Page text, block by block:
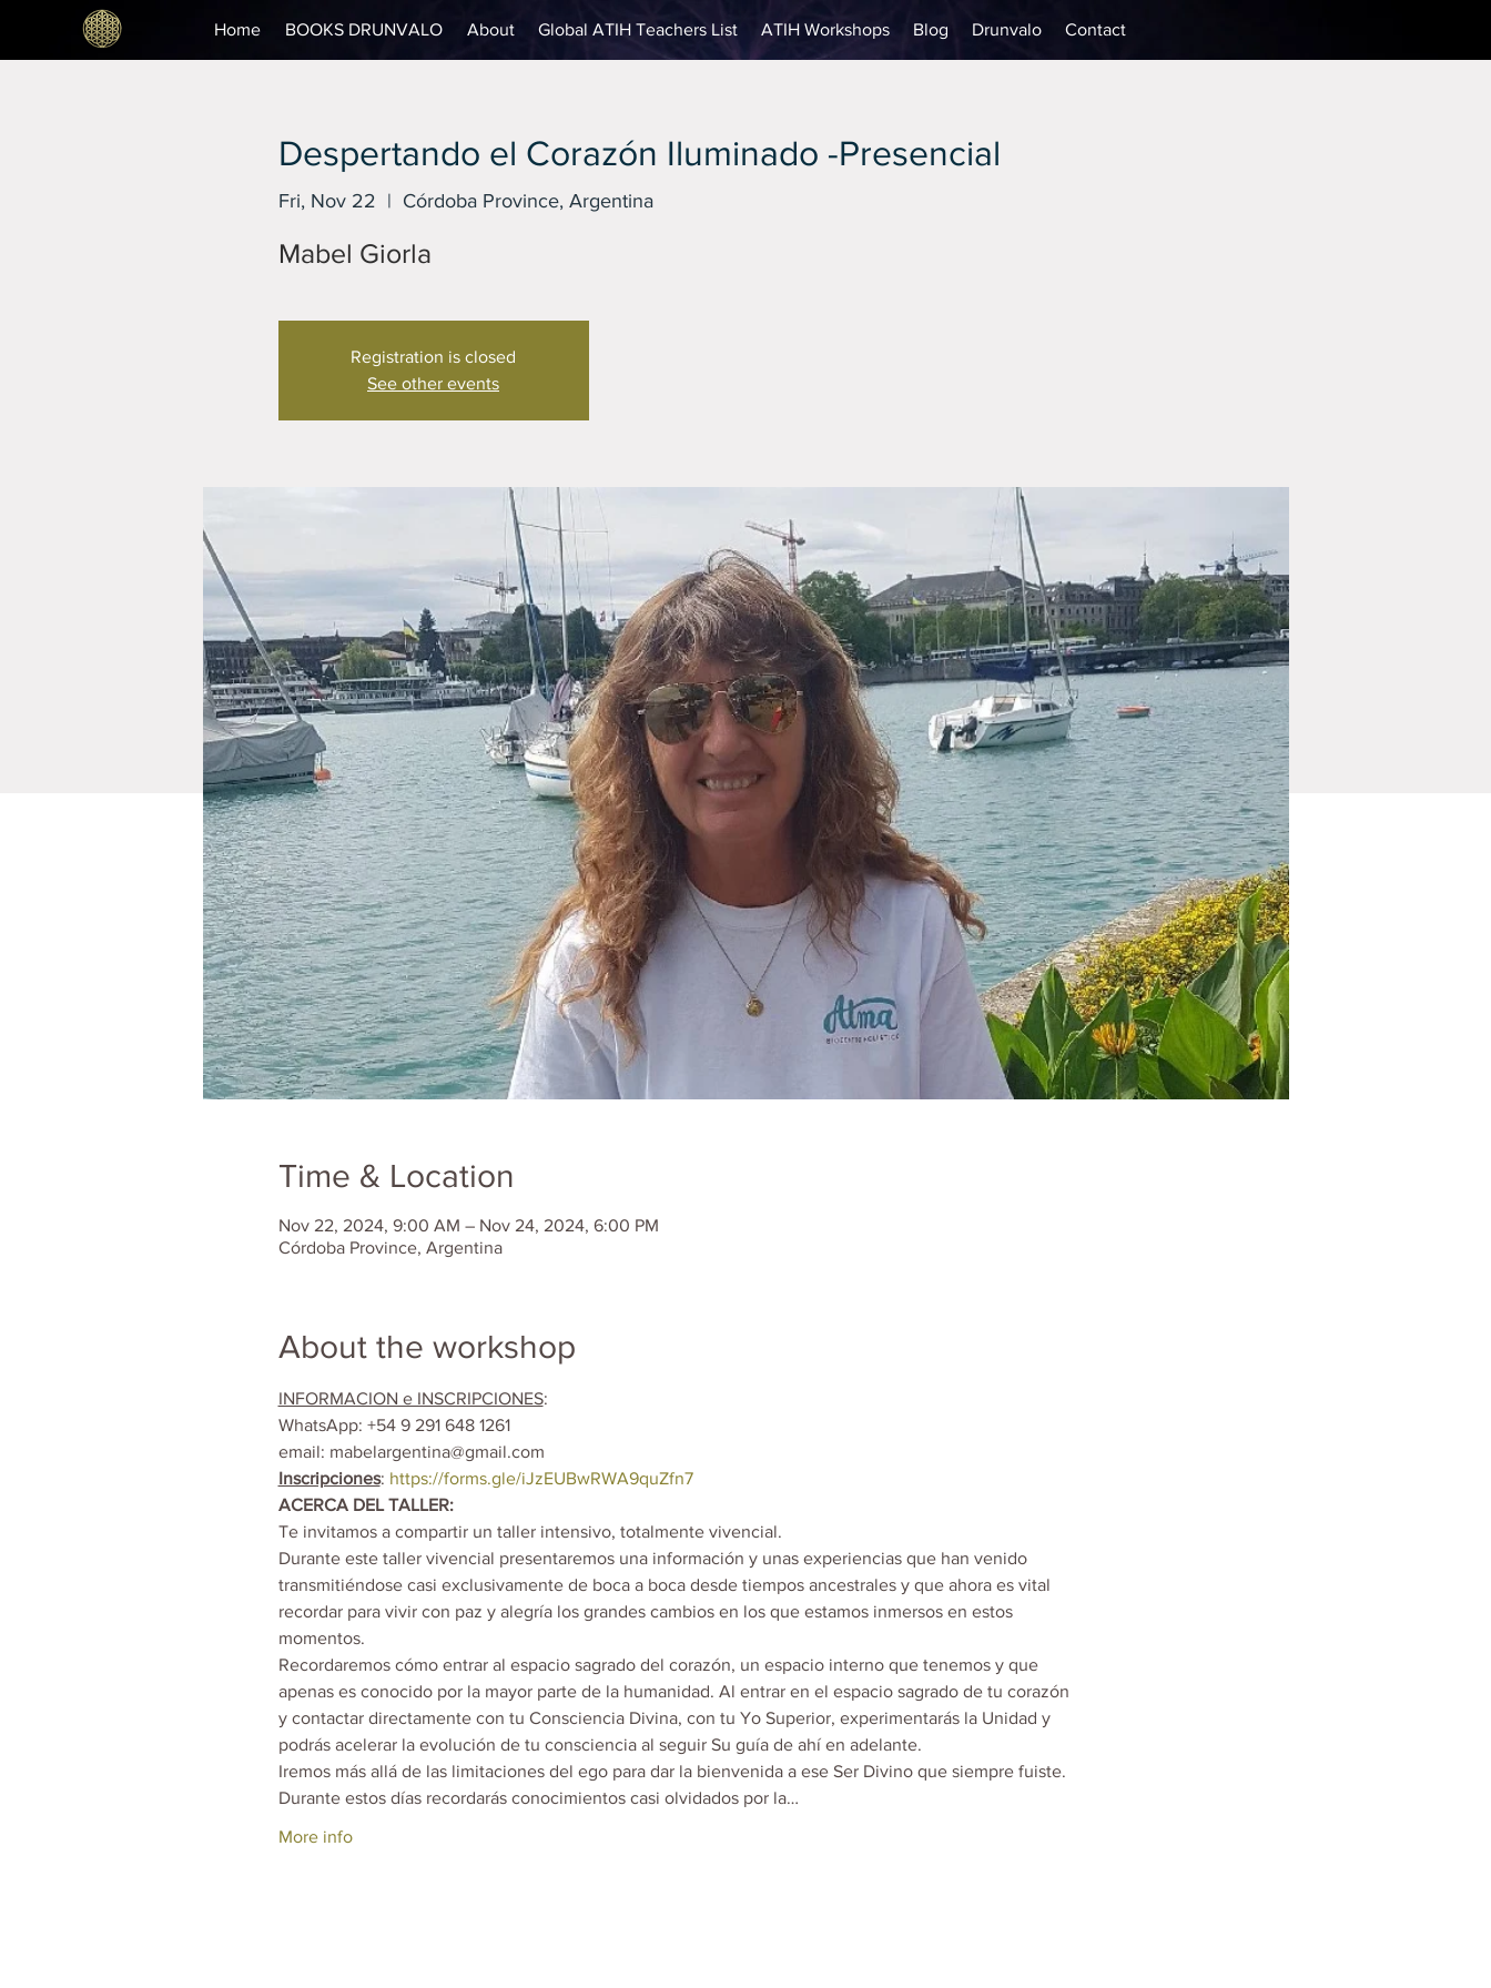
Home BOOKS DRUNVALO About Global ATIH Teachers List ATIH Workshops Blog Drunvalo Contact
Despertando el Corazón Iluminado -Presencial
Fri, Nov 22
  |
Córdoba Province, Argentina
Mabel Giorla
Registration is closed
See other events
Time & Location
Nov 22, 2024, 9:00 AM – Nov 24, 2024, 6:00 PM
Córdoba Province, Argentina
About the workshop
INFORMACION e INSCRIPCIONES:
WhatsApp: +54 9 291 648 1261
email: mabelargentina@gmail.com
Inscripciones: https://forms.gle/iJzEUBwRWA9quZfn7
ACERCA DEL TALLER:
Te invitamos a compartir un taller intensivo, totalmente vivencial.
Durante este taller vivencial presentaremos una información y unas experiencias que han venido
transmitiéndose casi exclusivamente de boca a boca desde tiempos ancestrales y que ahora es vital
recordar para vivir con paz y alegría los grandes cambios en los que estamos inmersos en estos
momentos.
Recordaremos cómo entrar al espacio sagrado del corazón, un espacio interno que tenemos y que
apenas es conocido por la mayor parte de la humanidad. Al entrar en el espacio sagrado de tu corazón
y contactar directamente con tu Consciencia Divina, con tu Yo Superior, experimentarás la Unidad y
podrás acelerar la evolución de tu consciencia al seguir Su guía de ahí en adelante.
Iremos más allá de las limitaciones del ego para dar la bienvenida a ese Ser Divino que siempre fuiste.
Durante estos días recordarás conocimientos casi olvidados por la…
More info